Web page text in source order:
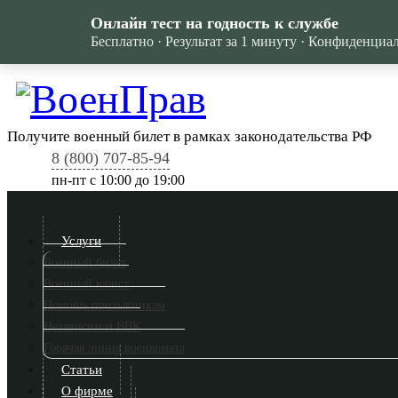
Получите военный билет в рамках законодательства РФ
8 (800) 707-85-94
пн-пт c 10:00 до 19:00
Услуги
Военный билет
Военный юрист
Помощь призывникам
Независимая ВВК
Горячая линия военкомата
Статьи
О фирме
Онлайн тест на годность к службе
Бесплатно · Результат за 1 минуту ·